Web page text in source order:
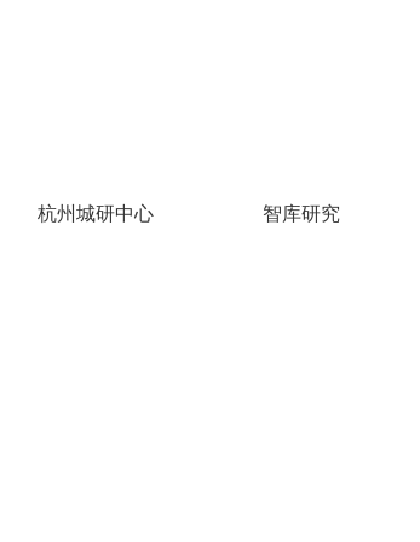
杭州城研中心 智库研究